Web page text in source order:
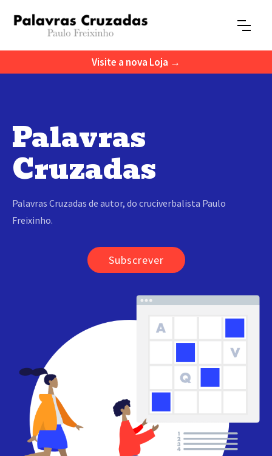
Visite a nova Loja →
Palavras
Cruzadas
Palavras Cruzadas de autor, do cruciverbalista Paulo
Freixinho.
Subscrever